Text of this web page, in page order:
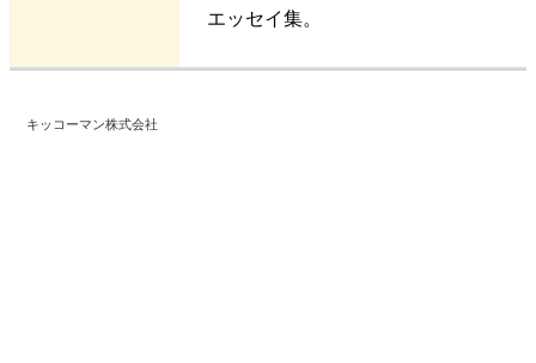
エッセイ集。
キッコーマン株式会社